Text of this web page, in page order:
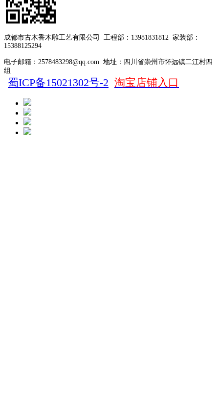
成都市古木香木雕工艺有限公司 工程部：13981831812 家装部：
15388125294
电子邮箱：2578483298@qq.com 地址：四川省崇州市怀远镇二江村四
组
蜀ICP备15021302号-2 淘宝店铺入口